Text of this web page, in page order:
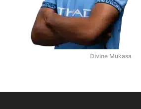
Divine Mukasa